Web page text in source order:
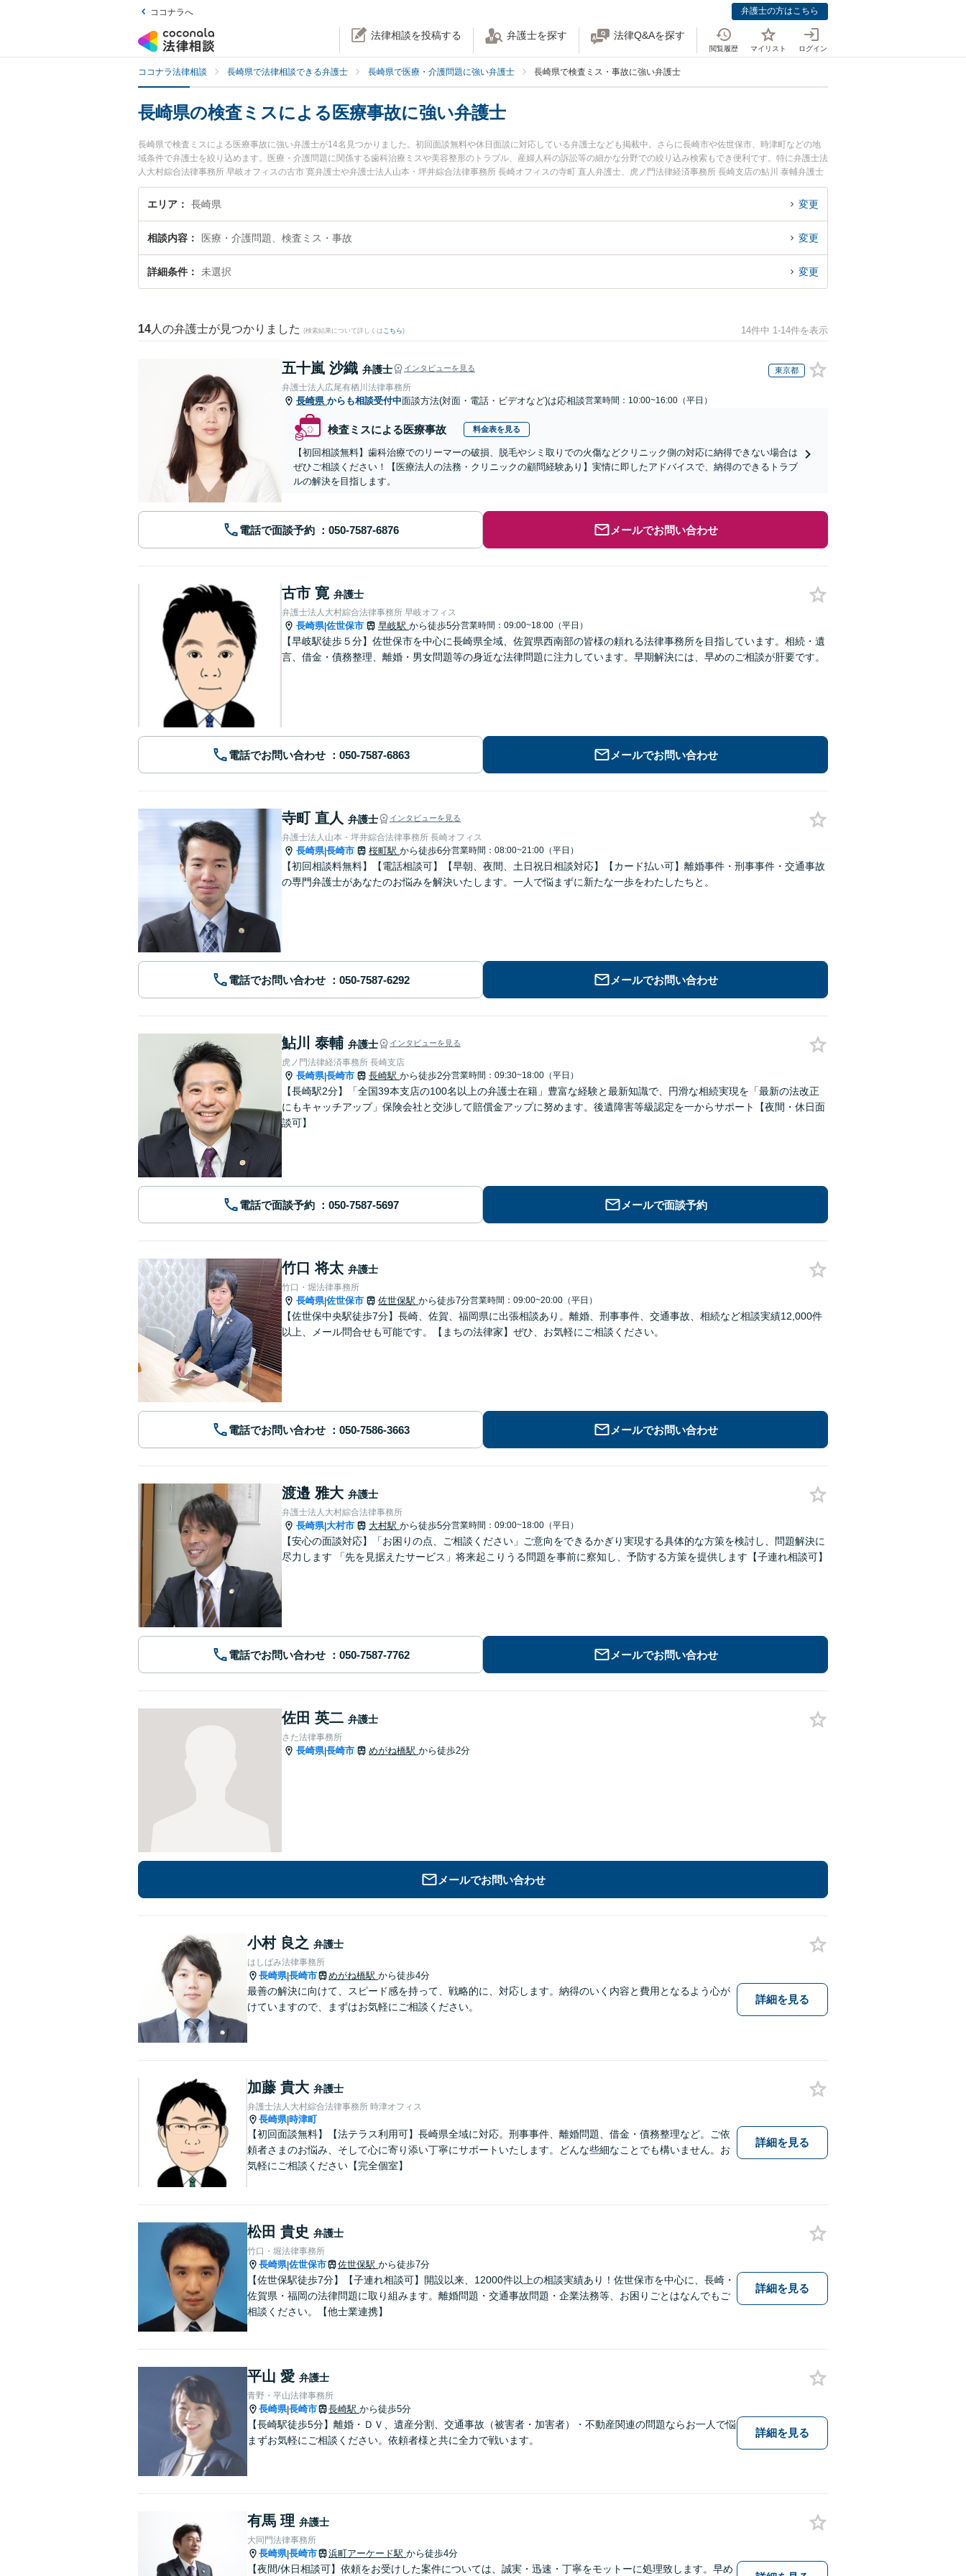
ココナラへ 弁護士の方はこちら
法律相談を投稿する 弁護士を探す 法律Q&Aを探す
閲覧履歴 マイリスト ログイン
ココナラ法律相談 長崎県で法律相談できる弁護士 長崎県で医療・介護問題に強い弁護士 長崎県で検査ミス・事故に強い弁護士
長崎県の検査ミスによる医療事故に強い弁護士
長崎県で検査ミスによる医療事故に強い弁護士が14名見つかりました。初回面談無料や休日面談に対応している弁護士なども掲載中。さらに長崎市や佐世保市、時津町などの地
域条件で弁護士を絞り込めます。医療・介護問題に関係する歯科治療ミスや美容整形のトラブル、産婦人科の訴訟等の細かな分野での絞り込み検索もでき便利です。特に弁護士法
人大村綜合法律事務所 早岐オフィスの古市 寛弁護士や弁護士法人山本・坪井綜合法律事務所 長崎オフィスの寺町 直人弁護士、虎ノ門法律経済事務所 長崎支店の鮎川 泰輔弁護士
のプロフィール情報や弁護士費用、強みなどが注目されています。『長崎県で土日や夜間に発生した検査ミスによる医療事故のトラブルを今すぐに弁護士に相談したい』『検査ミ
スによる医療事故のトラブル解決の実績豊富な近くの弁護士を検索したい』『初回相談無料で検査ミスによる医療事故を法律相談できる長崎県内の弁護士に相談予約したい』など
エリア 長崎県 変更
相談内容 医療・介護問題、検査ミス・事故 変更
詳細条件 未選択 変更
14 人の弁護士が見つかりました (検索結果について詳しくは こちら) 14件中 1-14件を表示
五十嵐 沙織 弁護士 インタビューを見る 東京都
弁護士法人広尾有栖川法律事務所
長崎県 からも相談受付中面談方法(対面・電話・ビデオなど)は応相談営業時間：10:00~16:00（平日）
検査ミスによる医療事故 料金表を見る
【初回相談無料】歯科治療でのリーマーの破損、脱毛やシミ取りでの火傷などクリニック側の対応に納得できない場合は
ぜひご相談ください！【医療法人の法務・クリニックの顧問経験あり】実情に即したアドバイスで、納得のできるトラブ
ルの解決を目指します。
電話で面談予約 メールでお問い合わせ
古市 寛 弁護士
弁護士法人大村綜合法律事務所 早岐オフィス
長崎県|佐世保市 早岐駅 から徒歩5分営業時間：09:00~18:00（平日）
【早岐駅徒歩５分】佐世保市を中心に長崎県全域、佐賀県西南部の皆様の頼れる法律事務所を目指しています。相続・遺
言、借金・債務整理、離婚・男女問題等の身近な法律問題に注力しています。早期解決には、早めのご相談が肝要です。
電話でお問い合わせ メールでお問い合わせ
寺町 直人 弁護士 インタビューを見る
弁護士法人山本・坪井綜合法律事務所 長崎オフィス
長崎県|長崎市 桜町駅 から徒歩6分営業時間：08:00~21:00（平日）
【初回相談料無料】【電話相談可】【早朝、夜間、土日祝日相談対応】【カード払い可】離婚事件・刑事事件・交通事故
の専門弁護士があなたのお悩みを解決いたします。一人で悩まずに新たな一歩をわたしたちと。
電話でお問い合わせ メールでお問い合わせ
鮎川 泰輔 弁護士 インタビューを見る
虎ノ門法律経済事務所 長崎支店
長崎県|長崎市 長崎駅 から徒歩2分営業時間：09:30~18:00（平日）
【長崎駅2分】「全国39本支店の100名以上の弁護士在籍」豊富な経験と最新知識で、円滑な相続実現を「最新の法改正
にもキャッチアップ」保険会社と交渉して賠償金アップに努めます。後遺障害等級認定を一からサポート【夜間・休日面
談可】
電話で面談予約 メールで面談予約
竹口 将太 弁護士
竹口・堀法律事務所
長崎県|佐世保市 佐世保駅 から徒歩7分営業時間：09:00~20:00（平日）
【佐世保中央駅徒歩7分】長崎、佐賀、福岡県に出張相談あり。離婚、刑事事件、交通事故、相続など相談実績12,000件
以上、メール問合せも可能です。【まちの法律家】ぜひ、お気軽にご相談ください。
電話でお問い合わせ メールでお問い合わせ
渡邉 雅大 弁護士
弁護士法人大村綜合法律事務所
長崎県|大村市 大村駅 から徒歩5分営業時間：09:00~18:00（平日）
【安心の面談対応】「お困りの点、ご相談ください」ご意向をできるかぎり実現する具体的な方策を検討し、問題解決に
尽力します 「先を見据えたサービス」将来起こりうる問題を事前に察知し、予防する方策を提供します【子連れ相談可】
電話でお問い合わせ メールでお問い合わせ
佐田 英二 弁護士
さた法律事務所
長崎県|長崎市 めがね橋駅 から徒歩2分
メールでお問い合わせ
小村 良之 弁護士
はしばみ法律事務所
長崎県|長崎市 めがね橋駅 から徒歩4分
最善の解決に向けて、スピード感を持って、戦略的に、対応します。納得のいく内容と費用となるよう心が
けていますので、まずはお気軽にご相談ください。
詳細を見る
加藤 貴大 弁護士
弁護士法人大村綜合法律事務所 時津オフィス
長崎県|時津町
【初回面談無料】【法テラス利用可】長崎県全域に対応。刑事事件、離婚問題、借金・債務整理など。ご依
頼者さまのお悩み、そして心に寄り添い丁寧にサポートいたします。どんな些細なことでも構いません。お
気軽にご相談ください【完全個室】
詳細を見る
松田 貴史 弁護士
竹口・堀法律事務所
長崎県|佐世保市 佐世保駅 から徒歩7分
【佐世保駅徒歩7分】【子連れ相談可】開設以来、12000件以上の相談実績あり！佐世保市を中心に、長崎・
佐賀県・福岡の法律問題に取り組みます。離婚問題・交通事故問題・企業法務等、お困りごとはなんでもご
相談ください。【他士業連携】
詳細を見る
平山 愛 弁護士
青野・平山法律事務所
長崎県|長崎市 長崎駅 から徒歩5分
【長崎駅徒歩5分】離婚・ＤＶ、遺産分割、交通事故（被害者・加害者）・不動産関連の問題ならお一人で悩
まずお気軽にご相談ください。依頼者様と共に全力で戦います。
詳細を見る
有馬 理 弁護士
大同門法律事務所
長崎県|長崎市 浜町アーケード駅 から徒歩4分
【夜間/休日相談可】依頼をお受けした案件については、誠実・迅速・丁寧をモットーに処理致します。早め